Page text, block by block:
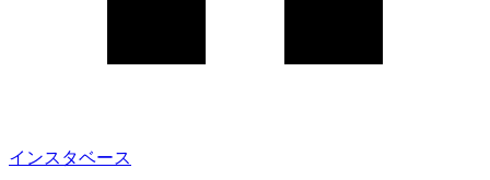
インスタベース